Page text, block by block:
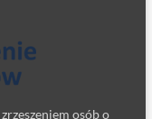
osób o